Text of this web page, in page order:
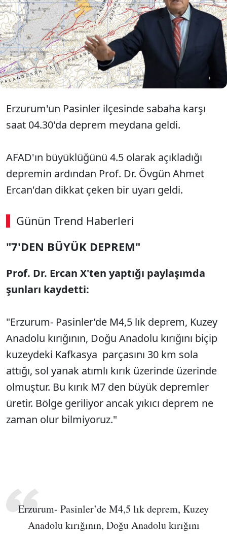
Ahmet Ercan, bugün saat 04.30'ta Erzurum'da
meydana gelen 4.5 büyüklüğündeki depremi
yorumladı. Prof. Dr. Ercan, "Bu kırık M7'den
büyük depremler üretir. Bölge geriliyor ancak
yıkıcı deprem ne zaman olur bilmiyoruz" dedi.
Erzurum'un Pasinler ilçesinde sabaha karşı
saat 04.30'da deprem meydana geldi.
AFAD'ın büyüklüğünü 4.5 olarak açıkladığı
depremin ardından Prof. Dr. Övgün Ahmet
Ercan'dan dikkat çeken bir uyarı geldi.
Günün Trend Haberleri
00:02 / 08:43
"7'DEN BÜYÜK DEPREM"
Prof. Dr. Ercan X'ten yaptığı paylaşımda
şunları kaydetti:
"Erzurum- Pasinler’de M4,5 lık deprem, Kuzey
Anadolu kırığının, Doğu Anadolu kırığını biçip
kuzeydeki Kafkasya parçasını 30 km sola
attığı, sol yanak atımlı kırık üzerinde üzerinde
olmuştur. Bu kırık M7 den büyük depremler
üretir. Bölge geriliyor ancak yıkıcı deprem ne
zaman olur bilmiyoruz."
Erzurum- Pasinler’de M4,5 lık deprem, Kuzey
Anadolu kırığının, Doğu Anadolu kırığını